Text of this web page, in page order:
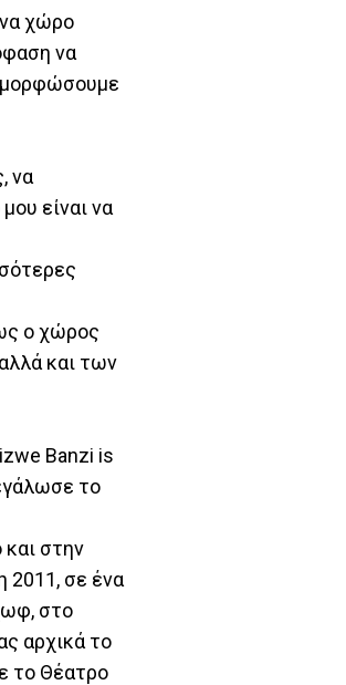
χώρο
να
να
είναι να
ο χώρος
και των
Banzi is
το
στην
2011, σε ένα
στο
αρχικά το
το Θέατρο